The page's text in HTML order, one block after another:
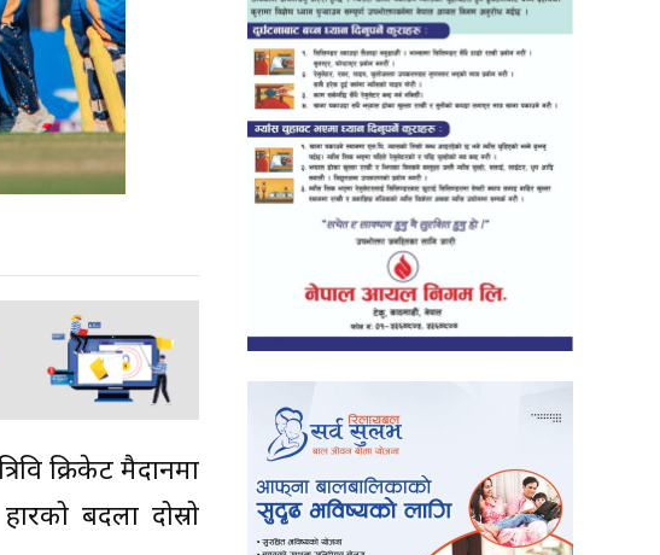
क्रिकेट मैदानमा
बदला दोस्रो